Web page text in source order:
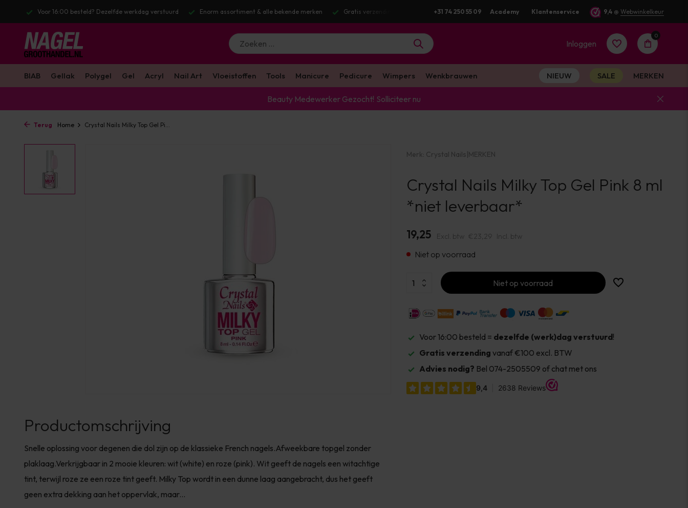
Enorm assortiment & alle bekende merken Gratis verzending v.a. €100 excl. BTW Voor 16:00 besteld? Dezelfde werkdag verstuurd+31 74 250 55 09 Academy Klantenservice 9,4 @ Webwinkelkeur
Inloggen
Account
aanmaken
0
BIAB Gellak Polygel Gel Acryl Nail Art Vloeistoffen Tools Manicure Pedicure Wimpers Wenkbrauwen NIEUW SALE MERKEN
Beauty Medewerker Gezocht! Solliciteer nu
Terug Home Crystal Nails Milky Top Gel Pi...
Productomschrijving
Snelle oplossing voor degenen die dol zijn op de klassieke French nagels.Afweekbare topgel zonder
plaklaag.Verkrijgbaar in 2 mooie kleuren: wit (white) en roze (pink). Wit geeft de nagels een witachtige
tint, terwijl roze ze een roze tint geeft. Milky Top wordt in een dunne laag aangebracht, dus het geeft
geen extra dekking aan het oppervlak, maar...
Merk: Crystal Nails|MERKEN
Crystal Nails Milky Top Gel Pink 8 ml
*niet leverbaar*
19,25 Excl. btw €23,29 Incl. btw
Niet op voorraad
Niet op voorraad
Voor 16:00 besteld = dezelfde (werk)dag verstuurd!
Gratis verzending vanaf €100 excl. BTW
Advies nodig? Bel 074-2505509 of chat met ons